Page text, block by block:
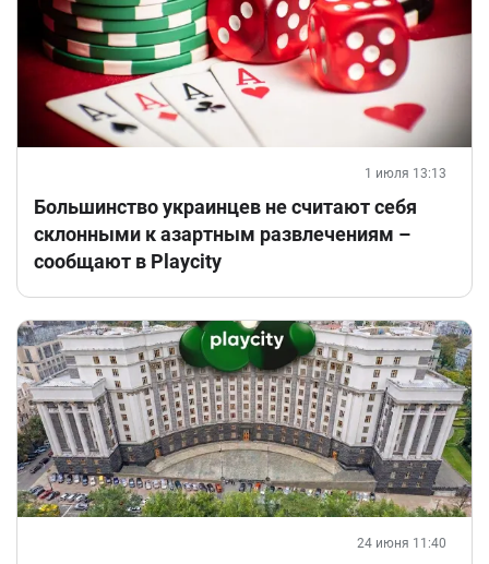
1 июля 13:13
Большинство украинцев не считают себя
склонными к азартным развлечениям –
сообщают в Playcity
24 июня 11:40